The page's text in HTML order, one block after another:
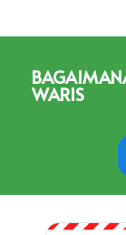
WARIS